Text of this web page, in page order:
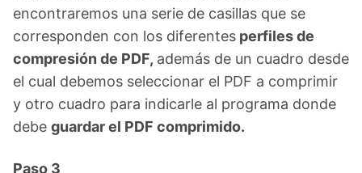
encontraremos una serie de casillas que se
corresponden con los diferentes perfiles de
compresión de PDF, además de un cuadro desde
el cual debemos seleccionar el PDF a comprimir
y otro cuadro para indicarle al programa donde
debe guardar el PDF comprimido.
Paso 3